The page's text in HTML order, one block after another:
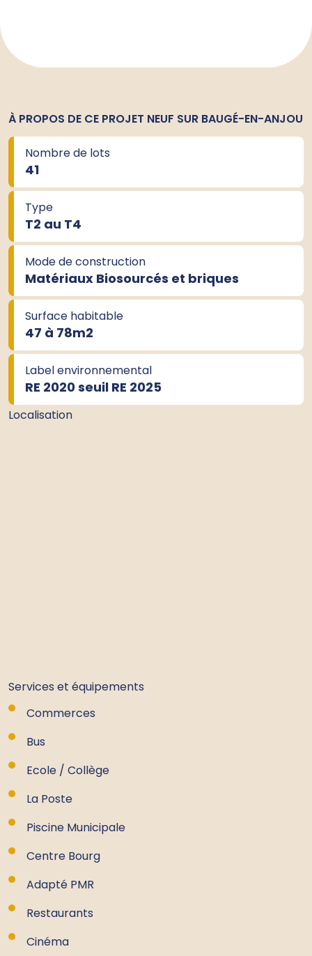
À PROPOS DE CE PROJET NEUF SUR BAUGÉ-EN-ANJOU
Nombre de lots
41
Type
T2 au T4
Mode de construction
Matériaux Biosourcés et briques
Surface habitable
47 à 78m2
Label environnemental
RE 2020 seuil RE 2025
Localisation
Services et équipements
Commerces
Bus
Ecole / Collège
La Poste
Piscine Municipale
Centre Bourg
Adapté PMR
Restaurants
Cinéma